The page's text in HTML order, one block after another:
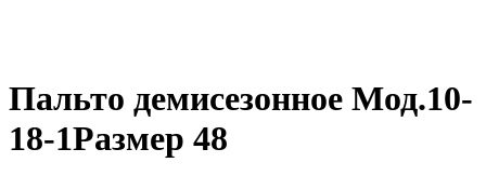
Пальто демисезонное Мод.10-
18-1Размер 48